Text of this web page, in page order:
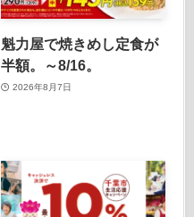
魁力屋で焼きめし定食が
半額。～8/16。
2026年8月7日